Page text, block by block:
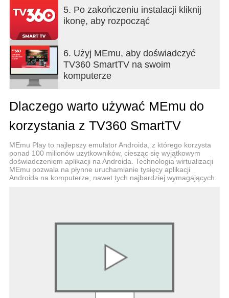
klatek na sekundę zapewnia płynne oglądanie
wydarzeń sportowych i filmów.
• Odpowiednie dla wszystkich grup wiekowych:
bezpieczne dla dzieci, łatwe w obsłudze dla osób
starszych, spersonalizowane treści dla każdego
użytkownika.
numer 1 w Wietnamie
Infolinia wsparcia: 18008098 (bezpłatna)
5. Po zakończeniu instalacji kliknij
ikonę, aby rozpocząć
6. Użyj MEmu, aby doświadczyć
TV360 SmartTV na swoim
komputerze
Dlaczego warto używać MEmu do
korzystania z TV360 SmartTV
MEmu Play to najlepszy emulator Androida, z którego korzysta
ponad 100 milionów użytkowników, ciesząc się wyjątkowym
doświadczeniem aplikacji na Androida. Technologia wirtualizacji
MEmu pozwala na płynne uruchamianie tysięcy aplikacji
Androida na komputerze, nawet tych najbardziej wymagających.